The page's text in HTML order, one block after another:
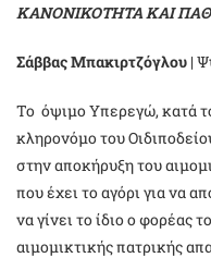
ΚΑΝΟΝΙΚΟΤΗΤΑ ΚΑΙ
Σάββας Μπακιρτζόγλου |
Το όψιμο Υπερεγώ, κατά
κληρονόμο του
στην αποκήρυξη του
που έχει το αγόρι για να
να γίνει το ίδιο ο φορέας
αιμομικτικής πατρικής